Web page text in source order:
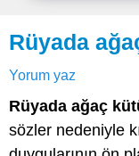
Rüyada
Yorum yaz
Rüyada ağaç
sözler nedeniyle